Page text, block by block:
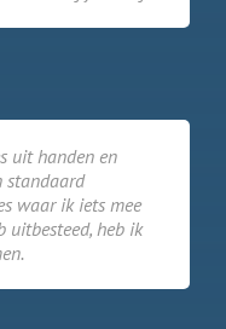
uit handen en
standaard
waar ik iets mee
uitbesteed, heb ik